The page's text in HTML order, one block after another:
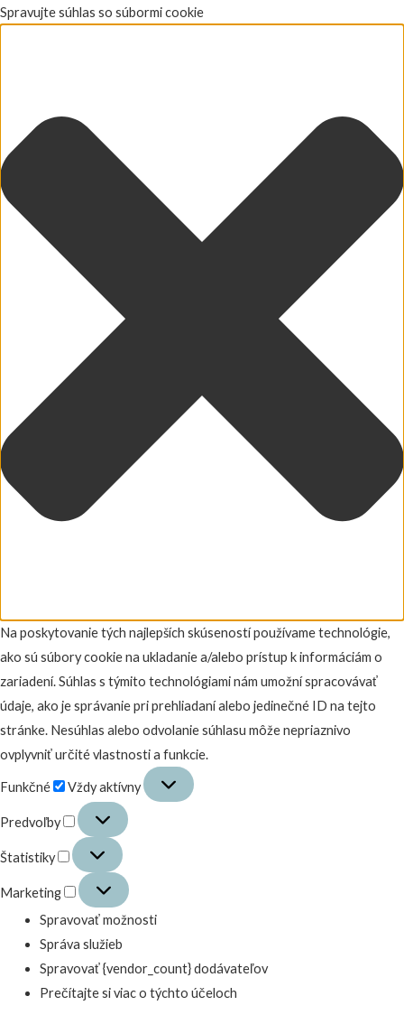
Spravujte súhlas so súbormi cookie
Na poskytovanie tých najlepších skúseností používame technológie,
ako sú súbory cookie na ukladanie a/alebo prístup k informáciám o
zariadení. Súhlas s týmito technológiami nám umožní spracovávať
údaje, ako je správanie pri prehliadaní alebo jedinečné ID na tejto
stránke. Nesúhlas alebo odvolanie súhlasu môže nepriaznivo
ovplyvniť určité vlastnosti a funkcie.
Funkčné Vždy aktívny
Predvoľby
Predvoľby
Štatistiky
Štatistiky
Marketing
Marketing
Spravovať možnosti
Správa služieb
Spravovať {vendor_count} dodávateľov
Prečítajte si viac o týchto účeloch